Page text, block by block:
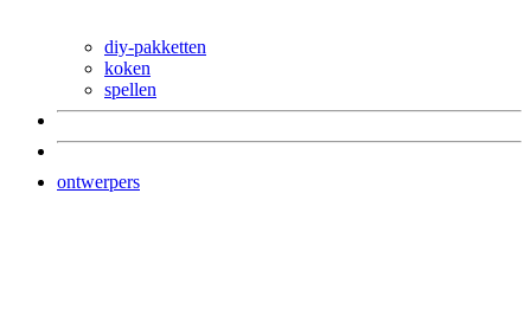
diy-pakketten
koken
spellen
ontwerpers